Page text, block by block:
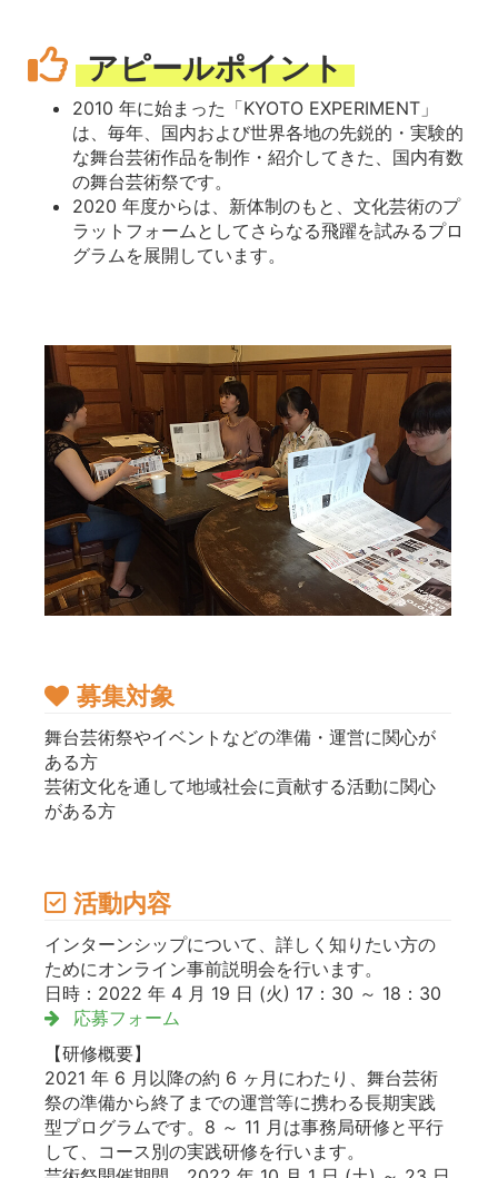
アピールポイント
2010 年に始まった「KYOTO EXPERIMENT」
は、毎年、国内および世界各地の先鋭的・実験的
な舞台芸術作品を制作・紹介してきた、国内有数
の舞台芸術祭です。
2020 年度からは、新体制のもと、文化芸術のプ
ラットフォームとしてさらなる飛躍を試みるプロ
グラムを展開しています。
募集対象
舞台芸術祭やイベントなどの準備・運営に関心が
ある方
芸術文化を通して地域社会に貢献する活動に関心
がある方
活動内容
インターンシップについて、詳しく知りたい方の
ためにオンライン事前説明会を行います。
日時：2022 年 4 月 19 日 (火) 17：30 ～ 18：30
応募フォーム
【研修概要】
2021 年 6 月以降の約 6 ヶ月にわたり、舞台芸術
祭の準備から終了までの運営等に携わる長期実践
型プログラムです。8 ～ 11 月は事務局研修と平行
して、コース別の実践研修を行います。